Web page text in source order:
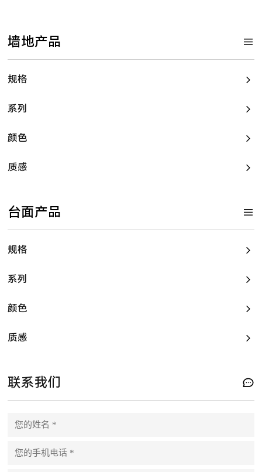
墙地产品
规格
系列
颜色
质感
台面产品
规格
系列
颜色
质感
联系我们
Please leave this field empty.